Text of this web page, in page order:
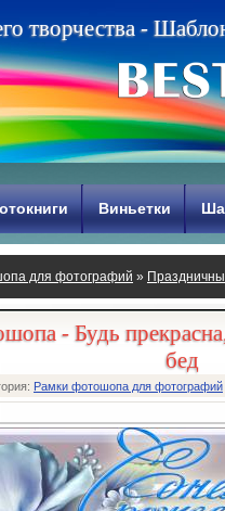
го творчества - Шабло
Виньетки
для фотографий »
- Будь прекрасна,
бед
Рамки фотошопа для фотографий